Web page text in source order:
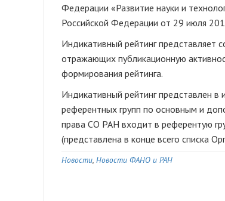
Федерации «Развитие науки и
Российской Федерации от 29 июля
Индикативный рейтинг представляет
отражающих публикационную
формирования рейтинга.
Индикативный рейтинг представлен
референтных групп по основным и
права СО РАН входит в референтую
(представлена в конце всего списка
Новости Новости ФАНО и РАН